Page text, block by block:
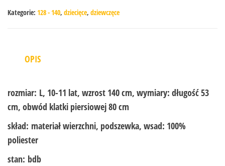
Kategorie: 128 - 140, dziecięce, dziewczęce
OPIS
rozmiar: L, 10-11 lat, wzrost 140 cm, wymiary: długość 53
cm, obwód klatki piersiowej 80 cm
skład: materiał wierzchni, podszewka, wsad: 100%
poliester
stan: bdb